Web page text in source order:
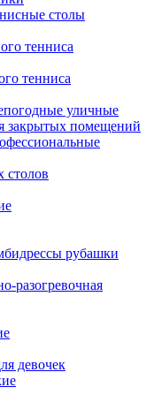
столы
тенниса
тенниса
уличные
закрытых помещений
столов
рубашки
разогревочная
девочек